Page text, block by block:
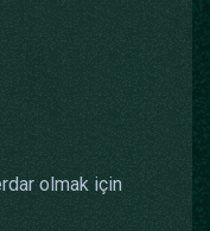
olmak için